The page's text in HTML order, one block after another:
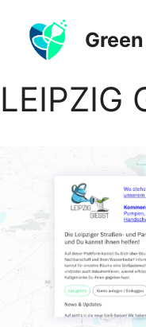
Inhalt
springen
LEIPZIG